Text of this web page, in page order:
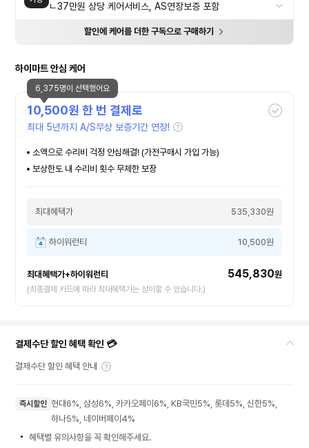
ㄴ37만원 상당 케어서비스, AS연장보증 포함
할인에 케어를 더한 구독으로 구매하기
하이마트 안심 케어
10,500원 한 번 결제로
최대 5년까지 A/S무상 보증기간 연장!
소액으로 수리비 걱정 안심해결! (가전구매시 가입 가능)
보상한도 내 수리비 횟수 무제한 보장
최대혜택가 535,330원
하이워런티 10,500원
최대혜택가+하이워런티 545,830원
(최종결제 카드에 따라 최대혜택가는 상이할 수 있습니다.)
6,375명이 선택했어요
결제수단 할인 혜택 확인 💳
결제수단 할인 혜택 안내
즉시할인 현대6%, 삼성6%, 카카오페이6%, KB국민5%, 롯데5%, 신한5%,
하나5%, 네이버페이4%
혜택별 유의사항을 꼭 확인해주세요.